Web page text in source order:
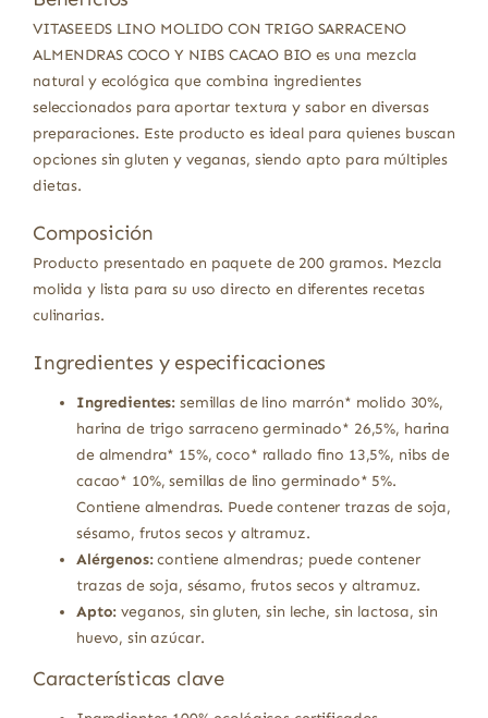
VITASEEDS LINO MOLIDO CON TRIGO SARRACENO
ALMENDRAS COCO Y NIBS CACAO BIO es una mezcla
natural y ecológica que combina ingredientes
seleccionados para aportar textura y sabor en diversas
preparaciones. Este producto es ideal para quienes buscan
opciones sin gluten y veganas, siendo apto para múltiples
dietas.
Composición
Producto presentado en paquete de 200 gramos. Mezcla
molida y lista para su uso directo en diferentes recetas
culinarias.
Ingredientes y especificaciones
Ingredientes: semillas de lino marrón* molido 30%,
harina de trigo sarraceno germinado* 26,5%, harina
de almendra* 15%, coco* rallado fino 13,5%, nibs de
cacao* 10%, semillas de lino germinado* 5%.
Contiene almendras. Puede contener trazas de soja,
sésamo, frutos secos y altramuz.
Alérgenos:contiene almendras; puede contener
trazas de soja, sésamo, frutos secos y altramuz.
Apto: veganos, sin gluten, sin leche, sin lactosa, sin
huevo, sin azúcar.
Características clave